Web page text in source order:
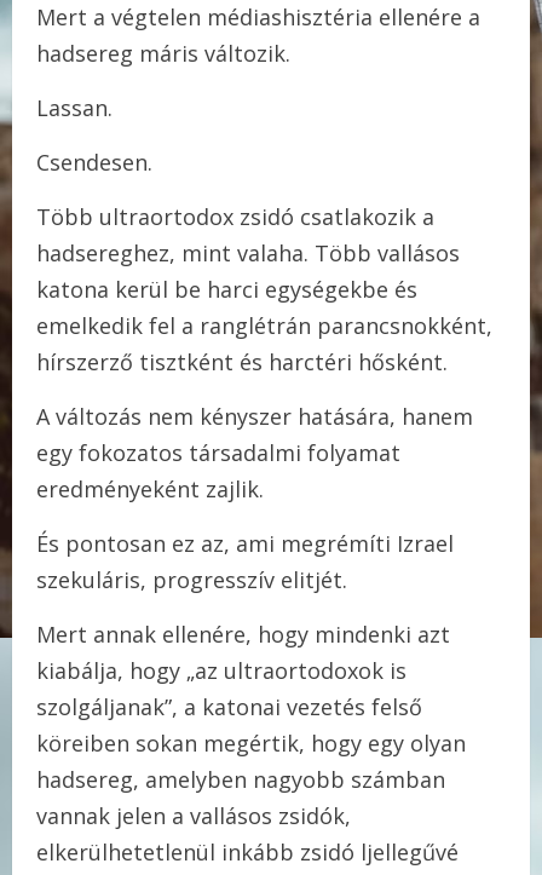
Mert a végtelen médiashisztéria ellenére a
hadsereg máris változik.
Lassan.
Csendesen.
Több ultraortodox zsidó csatlakozik a
hadsereghez, mint valaha. Több vallásos
katona kerül be harci egységekbe és
emelkedik fel a ranglétrán parancsnokként,
hírszerző tisztként és harctéri hősként.
A változás nem kényszer hatására, hanem
egy fokozatos társadalmi folyamat
eredményeként zajlik.
És pontosan ez az, ami megrémíti Izrael
szekuláris, progresszív elitjét.
Mert annak ellenére, hogy mindenki azt
kiabálja, hogy „az ultraortodoxok is
szolgáljanak”, a katonai vezetés felső
köreiben sokan megértik, hogy egy olyan
hadsereg, amelyben nagyobb számban
vannak jelen a vallásos zsidók,
elkerülhetetlenül inkább zsidó ljellegűvé